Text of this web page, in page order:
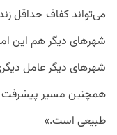
می‌تواند کفاف حداقل
شهرهای دیگر هم این
شهرهای دیگر عامل
همچنین مسیر پیشرفت
طبیعی است.»